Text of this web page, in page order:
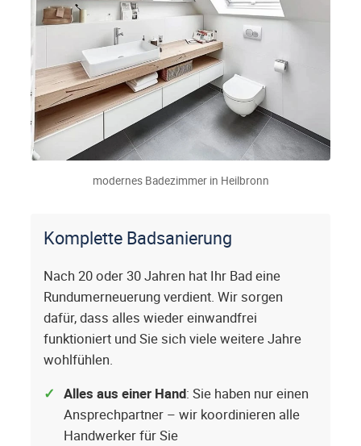
modernes Badezimmer in Heilbronn
Komplette Badsanierung
Nach 20 oder 30 Jahren hat Ihr Bad eine
Rundumerneuerung verdient. Wir sorgen
dafür, dass alles wieder einwandfrei
funktioniert und Sie sich viele weitere Jahre
wohlfühlen.
Alles aus einer Hand: Sie haben nur einen
Ansprechpartner – wir koordinieren alle
Handwerker für Sie